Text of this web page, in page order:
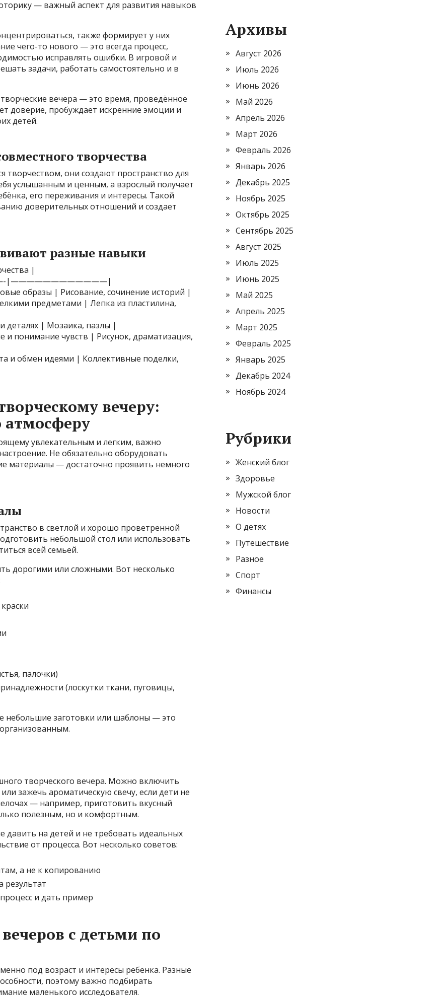
— важный аспект для развития навыков
также формирует у них
чего-то нового — это всегда процесс,
исправлять ошибки. В игровой и
задачи, работать самостоятельно и в
вечера — это время, проведённое
доверие, пробуждает искренние эмоции и
детей.
творчества
творчеством, они создают пространство для
услышанным и ценным, а взрослый получает
его переживания и интересы. Такой
доверительных отношений и создает
разные навыки
|
|————————————|
образы | Рисование, сочинение историй |
предметами | Лепка из пластилина,
деталях | Мозаика, пазлы |
понимание чувств | Рисунок, драматизация,
и обмен идеями | Коллективные поделки,
вечеру:
увлекательным и легким, важно
Не обязательно оборудовать
материалы — достаточно проявить немного
в светлой и хорошо проветренной
небольшой стол или использовать
всей семьей.
дорогими или сложными. Вот несколько
палочки)
(лоскутки ткани, пуговицы,
небольшие заготовки или шаблоны — это
творческого вечера. Можно включить
зажечь ароматическую свечу, если дети не
— например, приготовить вкусный
полезным, но и комфортным.
давить на детей и не требовать идеальных
от процесса. Вот несколько советов:
а не к копированию
результат
и дать пример
с детьми по
под возраст и интересы ребенка. Разные
поэтому важно подбирать
маленького исследователя.
Архивы
Август 2026
Июль 2026
Июнь 2026
Май 2026
Апрель 2026
Март 2026
Февраль 2026
Январь 2026
Декабрь 2025
Ноябрь 2025
Октябрь 2025
Сентябрь 2025
Август 2025
Июль 2025
Июнь 2025
Май 2025
Апрель 2025
Март 2025
Февраль 2025
Январь 2025
Декабрь 2024
Ноябрь 2024
Рубрики
Женский блог
Здоровье
Мужской блог
Новости
О детях
Путешествие
Разное
Спорт
Финансы